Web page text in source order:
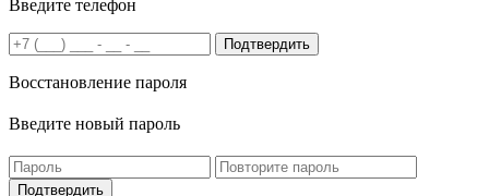
Введите телефон
Подтвердить
Восстановление пароля
Введите новый пароль